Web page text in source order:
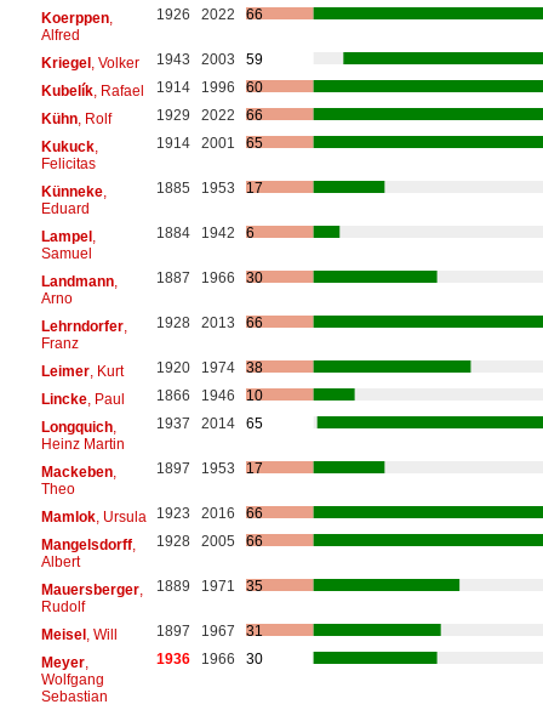
Koerppen,
Alfred
1926 2022 66
Kriegel, Volker 1943 2003
59
Kubelík, Rafael 1914 1996
60
Kühn, Rolf 1929 2022
66
Kukuck,
Felicitas
1914 2001 65
Künneke,
Eduard
1885 1953 17
Lampel,
Samuel
1884 1942 6
Landmann,
Arno
1887 1966 30
Lehrndorfer,
Franz
1928 2013 66
Leimer, Kurt 1920 1974
38
Lincke, Paul 1866 1946
10
Longquich,
Heinz Martin
1937 2014 65
Mackeben,
Theo
1897 1953 17
Mamlok, Ursula 1923 2016
66
Mangelsdorff,
Albert
1928 2005 66
Mauersberger,
Rudolf
1889 1971 35
Meisel, Will 1897 1967
31
Meyer,
Wolfgang
Sebastian
1936 1966 30